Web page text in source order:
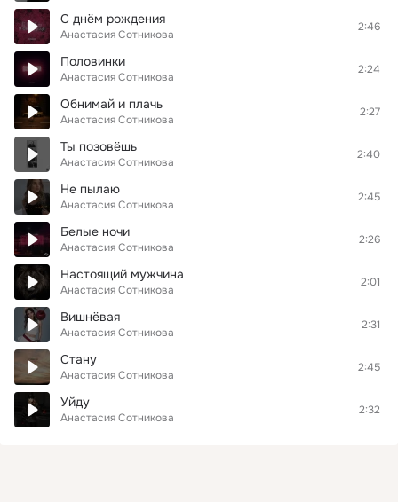
С днём рождения
Анастасия Сотникова
2:46
Половинки
Анастасия Сотникова
2:24
Обнимай и плачь
Анастасия Сотникова
2:27
Ты позовёшь
Анастасия Сотникова
2:40
Не пылаю
Анастасия Сотникова
2:45
Белые ночи
Анастасия Сотникова
2:26
Настоящий мужчина
Анастасия Сотникова
2:01
Вишнёвая
Анастасия Сотникова
2:31
Стану
Анастасия Сотникова
2:45
Уйду
Анастасия Сотникова
2:32